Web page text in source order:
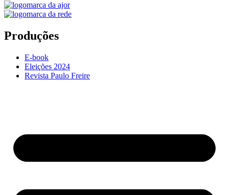
Produções
E-book
Eleições 2024
Revista Paulo Freire